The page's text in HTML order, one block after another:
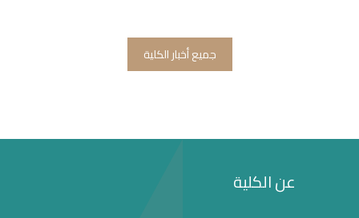
جميع أخبار الكلية
عن الكلية